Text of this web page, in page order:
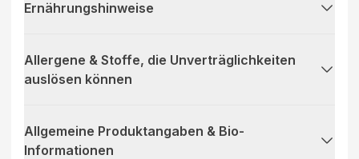
Ernährungshinweise
Allergene & Stoffe, die Unverträglichkeiten
auslösen können
Allgemeine Produktangaben & Bio-
Informationen